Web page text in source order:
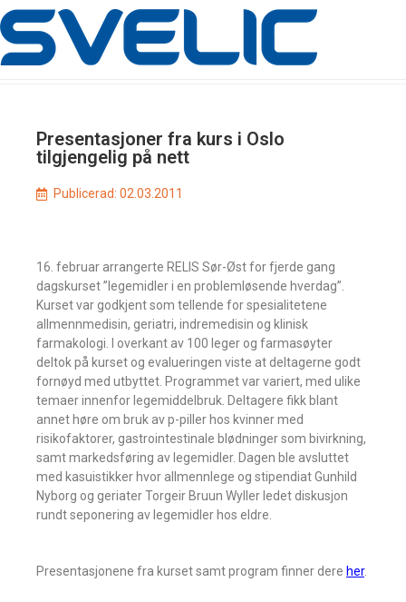
Presentasjoner fra kurs i Oslo
tilgjengelig på nett
Publicerad: 02.03.2011
16. februar arrangerte RELIS Sør-Øst for fjerde gang
dagskurset ”legemidler i en problemløsende hverdag”.
Kurset var godkjent som tellende for spesialitetene
allmennmedisin, geriatri, indremedisin og klinisk
farmakologi. I overkant av 100 leger og farmasøyter
deltok på kurset og evalueringen viste at deltagerne godt
fornøyd med utbyttet. Programmet var variert, med ulike
temaer innenfor legemiddelbruk. Deltagere fikk blant
annet høre om bruk av p-piller hos kvinner med
risikofaktorer, gastrointestinale blødninger som bivirkning,
samt markedsføring av legemidler. Dagen ble avsluttet
med kasuistikker hvor allmennlege og stipendiat Gunhild
Nyborg og geriater Torgeir Bruun Wyller ledet diskusjon
rundt seponering av legemidler hos eldre.
Presentasjonene fra kurset samt program finner dere her.